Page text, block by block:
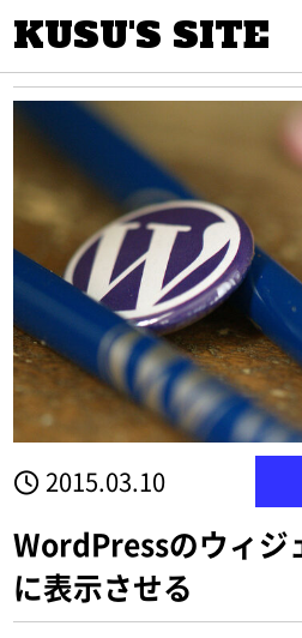
KUSU'S SITE
2015.03.10
WordPressのウィジ
に表示させる